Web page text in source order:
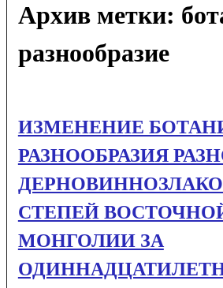
Архив метки:
разнообразие
ИЗМЕНЕНИЕ
РАЗНООБРАЗИЯ
СТЕПЕЙ
МОНГОЛИИ ЗА